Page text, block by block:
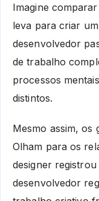
Imagine
leva para criar
desenvolvedor
de trabalho
processos
distintos.
Mesmo assim, os
Olham para os
designer
desenvolvedor